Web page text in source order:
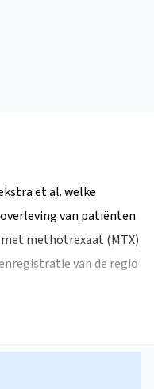
et al. welke
van patiënten
methotrexaat (MTX)
van de regio